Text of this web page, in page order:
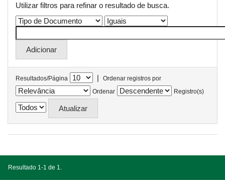
Utilizar filtros para refinar o resultado de busca.
Resultados/Página |
Ordenar registros por
Ordenar
Registro(s)
Resultado 1-1 de 1.